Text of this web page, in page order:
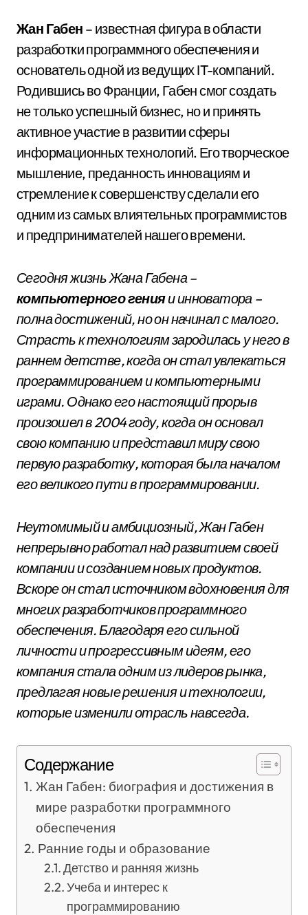
Жан Габен – известная фигура в области
разработки программного обеспечения и
основатель одной из ведущих IT-компаний.
Родившись во Франции, Габен смог создать
не только успешный бизнес, но и принять
активное участие в развитии сферы
информационных технологий. Его творческое
мышление, преданность инновациям и
стремление к совершенству сделали его
одним из самых влиятельных программистов
и предпринимателей нашего времени.
Сегодня жизнь Жана Габена –
компьютерного генияи инноватора –
полна достижений, но он начинал с малого.
Страсть к технологиям зародилась у него в
раннем детстве, когда он стал увлекаться
программированием и компьютерными
играми. Однако его настоящий прорыв
произошел в 2004 году, когда он основал
свою компанию и представил миру свою
первую разработку, которая была началом
его великого пути в программировании.
Неутомимый и амбициозный, Жан Габен
непрерывно работал над развитием своей
компании и созданием новых продуктов.
Вскоре он стал источником вдохновения для
многих разработчиков программного
обеспечения. Благодаря его сильной
личности и прогрессивным идеям, его
компания стала одним из лидеров рынка,
предлагая новые решения и технологии,
которые изменили отрасль навсегда.
Содержание
Жан Габен: биография и достижения в
мире разработки программного
обеспечения
Ранние годы и образование
Детство и ранняя жизнь
Учеба и интерес к
программированию